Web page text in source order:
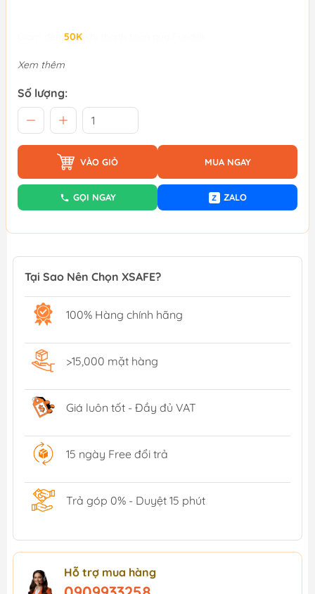
50K
Xem thêm
Số lượng:
VÀO GIỎ MUA NGAY
GỌI NGAY Z ZALO
Tại Sao Nên Chọn XSAFE?
100% Hàng chính hãng
>15,000 mặt hàng
Giá luôn tốt - Đầy đủ VAT
15 ngày Free đổi trả
Trả góp 0% - Duyệt 15 phút
Hỗ trợ mua hàng